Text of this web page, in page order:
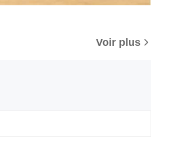
Voir plus